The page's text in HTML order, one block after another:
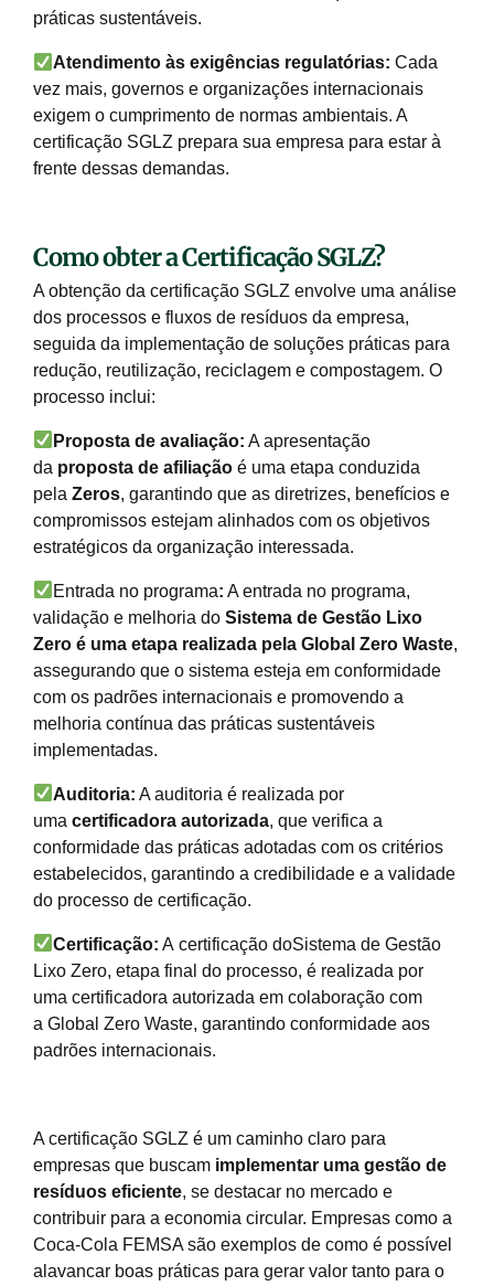
práticas sustentáveis.
Atendimento às exigências regulatórias: Cada
vez mais, governos e organizações internacionais
exigem o cumprimento de normas ambientais. A
certificação SGLZ prepara sua empresa para estar à
frente dessas demandas.
Como obter a Certificação SGLZ?
A obtenção da certificação SGLZ envolve uma análise
dos processos e fluxos de resíduos da empresa,
seguida da implementação de soluções práticas para
redução, reutilização, reciclagem e compostagem. O
processo inclui:
Proposta de avaliação: A apresentação
da proposta de afiliação é uma etapa conduzida
pela Zeros, garantindo que as diretrizes, benefícios e
compromissos estejam alinhados com os objetivos
estratégicos da organização interessada.
Entrada no programa: A entrada no programa,
validação e melhoria do Sistema de Gestão Lixo
Zero é uma etapa realizada pela Global Zero Waste,
assegurando que o sistema esteja em conformidade
com os padrões internacionais e promovendo a
melhoria contínua das práticas sustentáveis
implementadas.
Auditoria: A auditoria é realizada por
uma certificadora autorizada, que verifica a
conformidade das práticas adotadas com os critérios
estabelecidos, garantindo a credibilidade e a validade
do processo de certificação.
Certificação: Acertificação doSistema de Gestão
Lixo Zero, etapa final do processo, é realizada por
uma certificadora autorizada em colaboração com
a Global Zero Waste, garantindo conformidade aos
padrões internacionais.
A certificação SGLZ é um caminho claro para
empresas que buscam implementar uma gestão de
resíduos eficiente, se destacar no mercado e
contribuir para a economia circular. Empresas como a
Coca-Cola FEMSA são exemplos de como é possível
alavancar boas práticas para gerar valor tanto para o